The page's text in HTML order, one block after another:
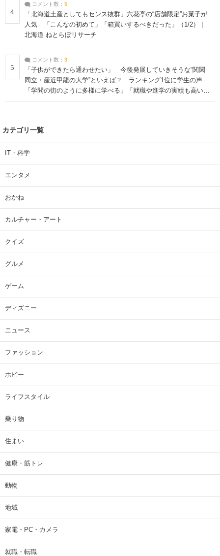
4
コメント数： 5
「北海道土産としてもセンス抜群」六花亭の“店舗限定”お菓子が
人気 「こんなの初めて」「箱買いするべきだった」（1/2） |
北海道 ねとらぼリサーチ
5
コメント数： 3
「子供ができたら通わせたい」 今後発展していきそうな“関関
同立・産近甲龍の大学”といえば？ ランキング1位に学生の声
「学問の街のように多様に学べる」「就職や進学の実績も高い」
| 大学 ねとらぼリサーチ
カテゴリ一覧
IT・科学
エンタメ
おかね
カルチャー・アート
クイズ
グルメ
ゲーム
ディズニー
ニュース
ファッション
ホビー
ライフスタイル
乗り物
住まい
健康・筋トレ
動物
地域
家電・PC・カメラ
就職・転職